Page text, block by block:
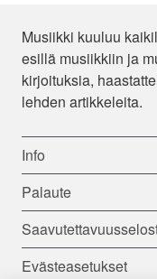
Musiikki kuuluu
esillä musiikkiin ja
kirjoituksia,
lehden artikkeleita.
Info
Palaute
Evästeasetukset